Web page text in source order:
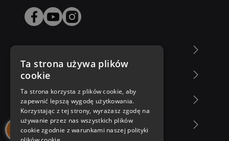
Zakupy u nas
Nasza oferta
Nasi autorzy
Ta strona używa plików
cookie
Ta strona korzysta z plików cookie, aby
zapewnić lepszą wygodę użytkowania.
Korzystając z tej strony, wyrażasz zgodę na
używanie przez nas wszystkich plików
cookie zgodnie z warunkami naszej polityki